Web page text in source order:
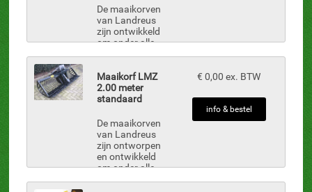
onze
maaikorven dat
u een goed
resultaat krijgt.
wo...
De maaikorven
van Landreus
zijn ontwikkeld
om onder alle
presteren.
Iedereen wil een
mooi
Landreus
bewijst met de
maaikorf dat u
een goed
eindresultaat
Maaikorf LMZ
2.00 meter
standaard
De maaikorven
van Landreus
zijn ontworpen
en ontwikkeld
om onder alle
€ 0,00 ex. BTW
info & bestel